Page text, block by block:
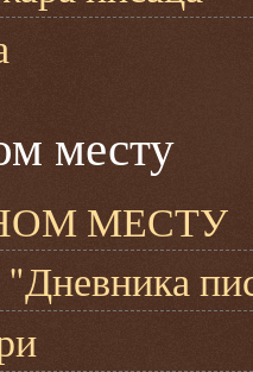
месту
МЕСТУ